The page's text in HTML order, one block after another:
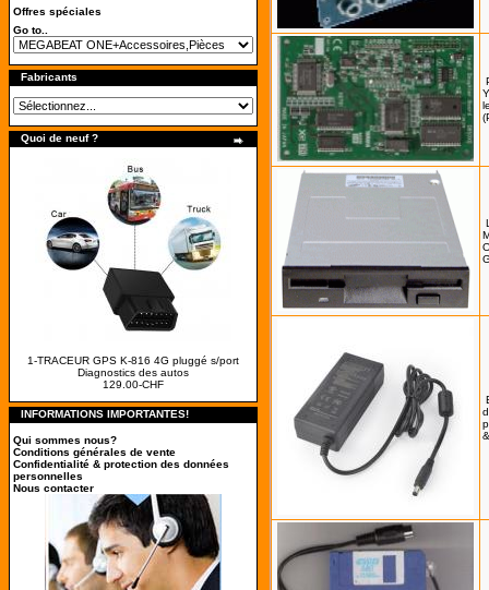
Offres spéciales
Go to..
Fabricants
Quoi de neuf ?
1-TRACEUR GPS K-816 4G pluggé s/port
Diagnostics des autos
129.00-CHF
INFORMATIONS IMPORTANTES!
Qui sommes nous?
Conditions générales de vente
Confidentialité & protection des données
personnelles
Nous contacter